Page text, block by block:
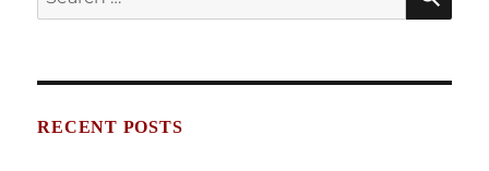
for:
RECENT POSTS